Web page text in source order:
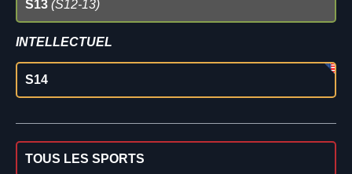
S13 (S12-13)
INTELLECTUEL
S14
TOUS LES SPORTS